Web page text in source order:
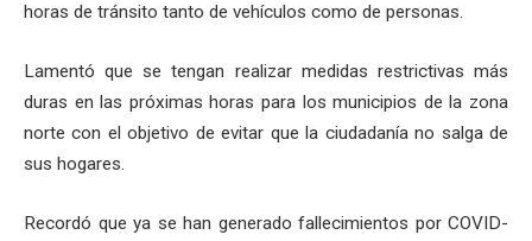
horas de tránsito tanto de vehículos como de personas.
Lamentó que se tengan realizar medidas restrictivas más
duras en las próximas horas para los municipios de la zona
norte con el objetivo de evitar que la ciudadanía no salga de
sus hogares.
Recordó que ya se han generado fallecimientos por COVID-